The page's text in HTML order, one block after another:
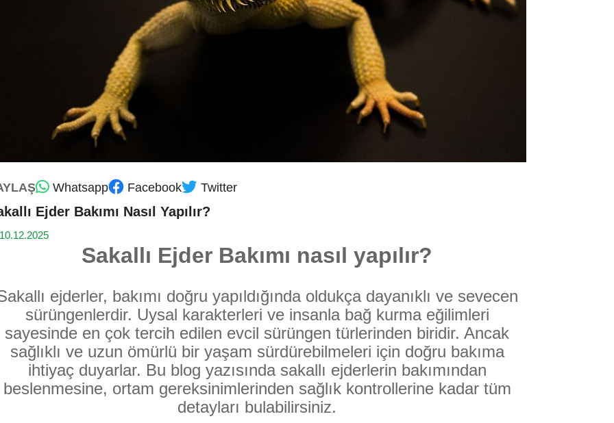
Whatsapp Facebook Twitter
Ejder Bakımı Nasıl Yapılır?
Sakallı Ejder Bakımı nasıl yapılır?
ejderler, bakımı doğru yapıldığında oldukça dayanıklı ve sevecen
sürüngenlerdir. Uysal karakterleri ve insanla bağ kurma eğilimleri
sayesinde en çok tercih edilen evcil sürüngen türlerinden biridir. Ancak
sağlıklı ve uzun ömürlü bir yaşam sürdürebilmeleri için doğru bakıma
ihtiyaç duyarlar. Bu blog yazısında sakallı ejderlerin bakımından
beslenmesine, ortam gereksinimlerinden sağlık kontrollerine kadar tüm
detayları bulabilirsiniz.